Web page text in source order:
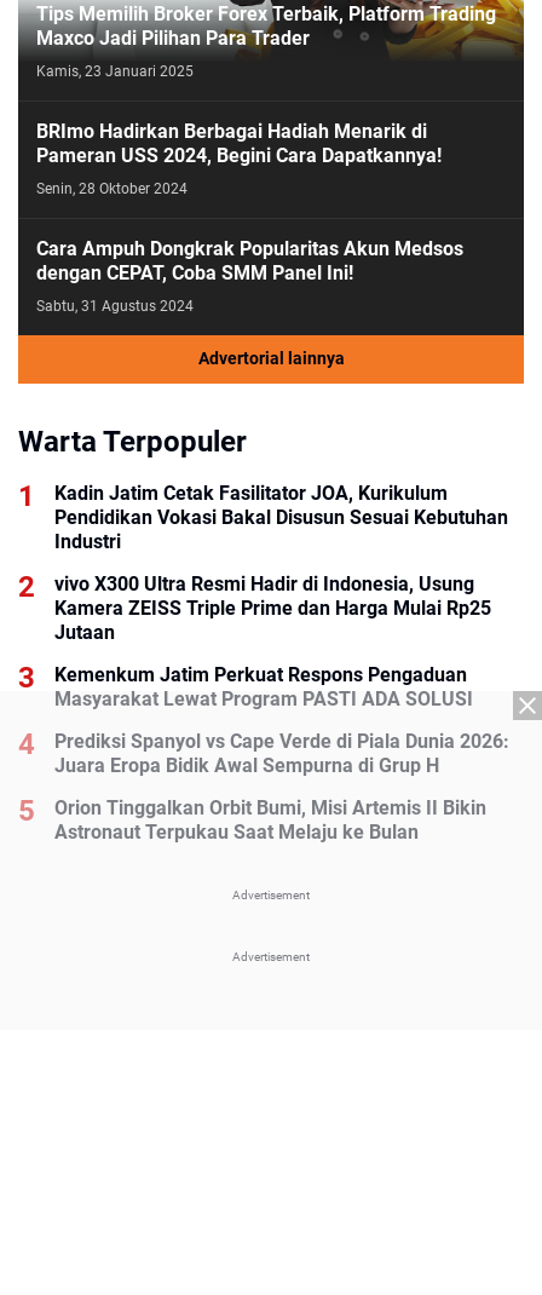
Tips Memilih Broker Forex Terbaik, Platform Trading
Maxco Jadi Pilihan Para Trader
Kamis, 23 Januari 2025
BRImo Hadirkan Berbagai Hadiah Menarik di
Pameran USS 2024, Begini Cara Dapatkannya!
Senin, 28 Oktober 2024
Cara Ampuh Dongkrak Popularitas Akun Medsos
dengan CEPAT, Coba SMM Panel Ini!
Sabtu, 31 Agustus 2024
Advertorial lainnya
Warta Terpopuler
Kadin Jatim Cetak Fasilitator JOA, Kurikulum
Pendidikan Vokasi Bakal Disusun Sesuai Kebutuhan
Industri
vivo X300 Ultra Resmi Hadir di Indonesia, Usung
Kamera ZEISS Triple Prime dan Harga Mulai Rp25
Jutaan
Kemenkum Jatim Perkuat Respons Pengaduan
Masyarakat Lewat Program PASTI ADA SOLUSI
Prediksi Spanyol vs Cape Verde di Piala Dunia 2026:
Juara Eropa Bidik Awal Sempurna di Grup H
Orion Tinggalkan Orbit Bumi, Misi Artemis II Bikin
Astronaut Terpukau Saat Melaju ke Bulan
Advertisement
Advertisement